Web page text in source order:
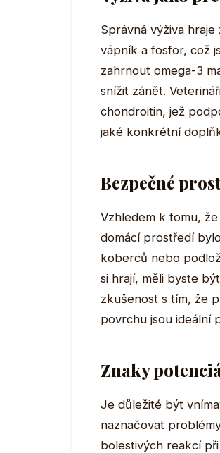
Správná výživa
vápník a fosfor, což
zahrnout omega-3
snížit zánět.
chondroitin, jež
jaké konkrétní
Bezpečné
Vzhledem k tomu,
domácí prostředí
koberců nebo
si hrají, měli byste
zkušenost s tím, že
povrchu jsou ideální
Znaky
Je důležité být
naznačovat
bolestivých reakcí